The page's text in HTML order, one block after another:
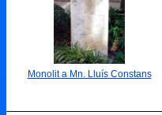
Monolit a Mn. Lluís Constans